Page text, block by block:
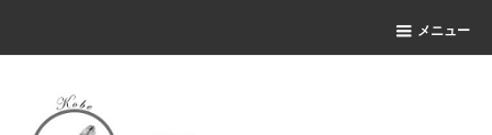
メニュー